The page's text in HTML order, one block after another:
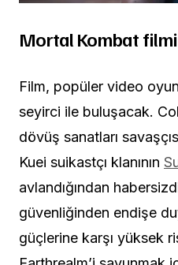
Mortal Kombat
Film, popüler video
seyirci ile buluşacak.
dövüş sanatları
Kuei suikastçı klanının
avlandığından
güvenliğinden endişe
güçlerine karşı yüksek